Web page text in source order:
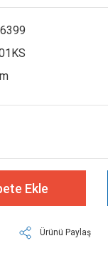
Ekle
Ürünü Paylaş